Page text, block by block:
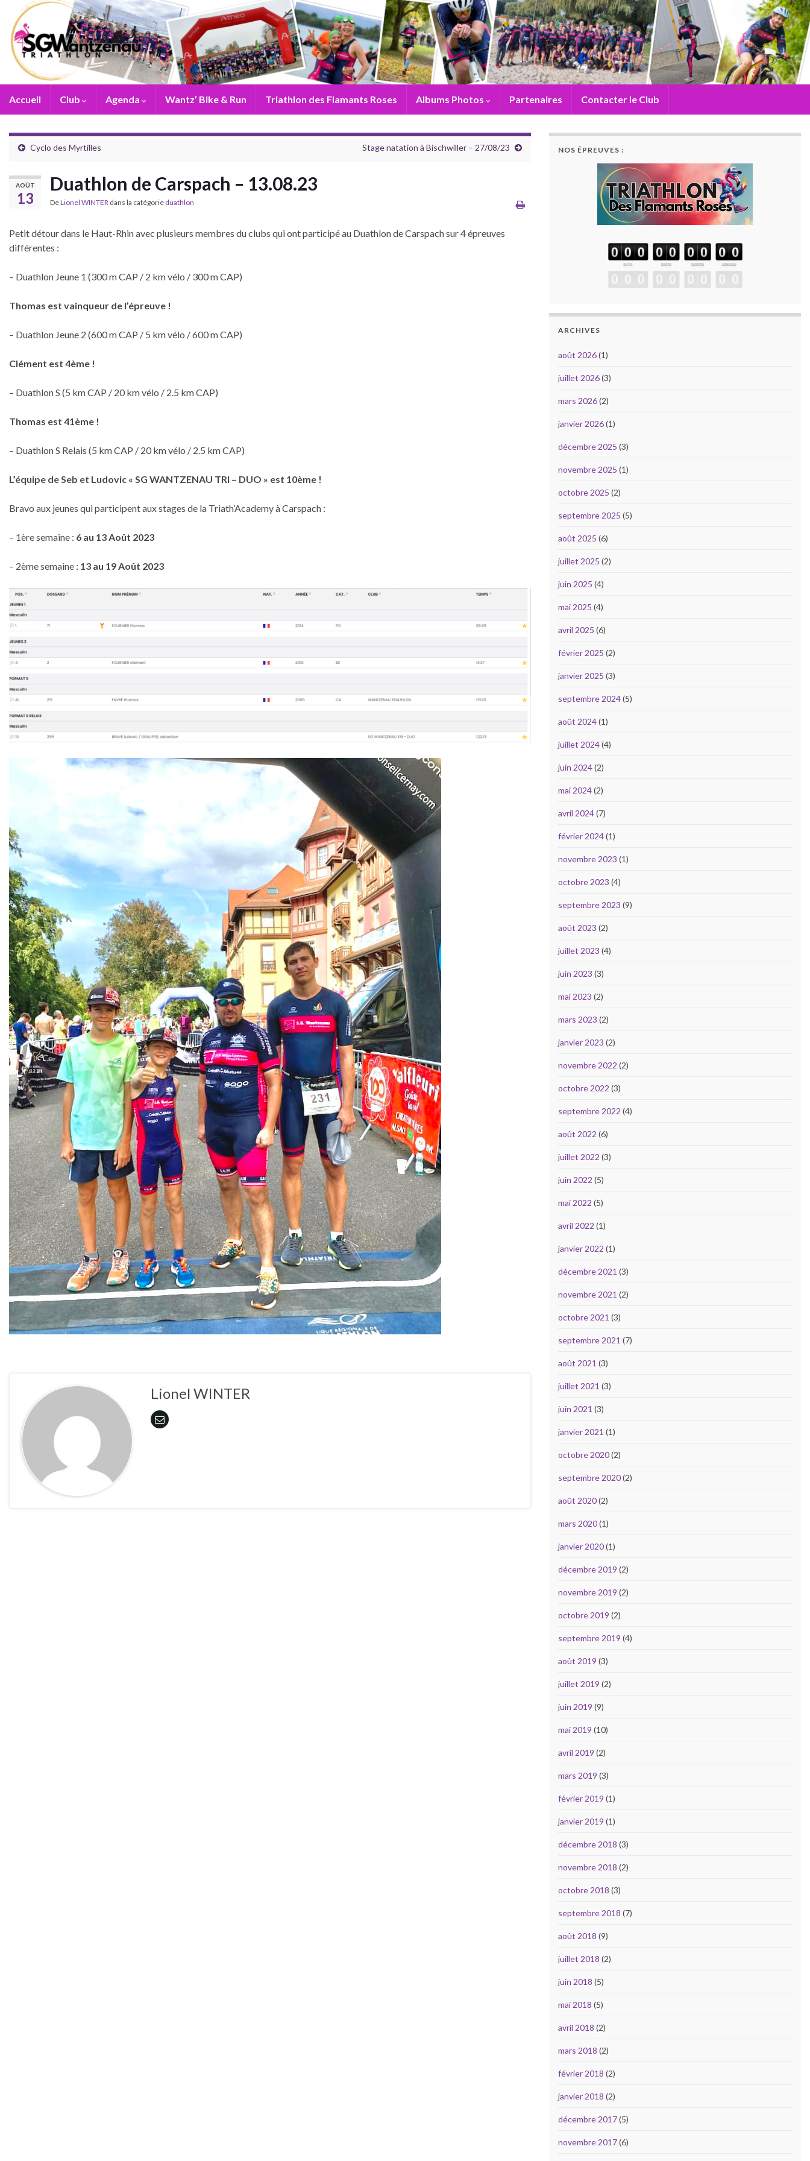
Accueil Club Agenda Wantz’ Bike & Run Triathlon des Flamants Roses Albums Photos Partenaires Contacter le Club
Cyclo des Myrtilles Stage natation à Bischwiller – 27/08/23
AOÛT
13
Duathlon de Carspach – 13.08.23
DeLionel WINTER dans la catégorie duathlon
Petit détour dans le Haut-Rhin avec plusieurs membres du clubs qui ont participé au Duathlon de Carspach sur 4 épreuves
différentes :
– Duathlon Jeune 1 (300 m CAP / 2 km vélo / 300 m CAP)
Thomas est vainqueur de l’épreuve !
– Duathlon Jeune 2 (600 m CAP / 5 km vélo / 600 m CAP)
Clément est 4ème !
– Duathlon S (5 km CAP / 20 km vélo / 2.5 km CAP)
Thomas est 41ème !
– Duathlon S Relais (5 km CAP / 20 km vélo / 2.5 km CAP)
L’équipe de Seb et Ludovic « SG WANTZENAU TRI – DUO » est 10ème !
Bravo aux jeunes qui participent aux stages de la Triath’Academy à Carspach :
– 1ère semaine : 6 au 13 Août 2023
– 2ème semaine : 13 au 19 Août 2023
Lionel WINTER
NOS ÉPREUVES :
ARCHIVES
août 2026(1)
juillet 2026(3)
mars 2026(2)
janvier 2026(1)
décembre 2025 (3)
novembre 2025 (1)
octobre 2025 (2)
septembre 2025 (5)
août 2025 (6)
juillet 2025 (2)
juin 2025 (4)
mai 2025 (4)
avril 2025 (6)
février 2025 (2)
janvier 2025 (3)
septembre 2024(5)
août 2024(1)
juillet 2024(4)
juin 2024(2)
mai 2024(2)
avril 2024(7)
février 2024(1)
novembre 2023 (1)
octobre 2023 (4)
septembre 2023 (9)
août 2023 (2)
juillet 2023 (4)
juin 2023 (3)
mai 2023 (2)
mars 2023 (2)
janvier 2023 (2)
novembre 2022 (2)
octobre 2022 (3)
septembre 2022 (4)
août 2022 (6)
juillet 2022 (3)
juin 2022 (5)
mai 2022 (5)
avril 2022 (1)
janvier 2022 (1)
décembre 2021 (3)
novembre 2021 (2)
octobre 2021 (3)
septembre 2021 (7)
août 2021 (3)
juillet 2021 (3)
juin 2021 (3)
janvier 2021 (1)
octobre 2020(2)
septembre 2020(2)
août 2020(2)
mars 2020(1)
janvier 2020(1)
décembre 2019 (2)
novembre 2019 (2)
octobre 2019 (2)
septembre 2019 (4)
août 2019 (3)
juillet 2019 (2)
juin 2019 (9)
mai 2019 (10)
avril 2019 (2)
mars 2019 (3)
février 2019 (1)
janvier 2019 (1)
décembre 2018 (3)
novembre 2018 (2)
octobre 2018 (3)
septembre 2018 (7)
août 2018 (9)
juillet 2018 (2)
juin 2018 (5)
mai 2018 (5)
avril 2018 (2)
mars 2018 (2)
février 2018 (2)
janvier 2018 (2)
décembre 2017(5)
novembre 2017(6)